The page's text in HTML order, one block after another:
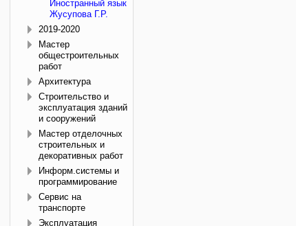
Иностранный язык
Жусупова Г.Р.
2019-2020
Мастер
общестроительных
работ
Архитектура
Строительство и
эксплуатация зданий
и сооружений
Мастер отделочных
строительных и
декоративных работ
Информ.системы и
программирование
Сервис на
транспорте
Эксплуатация